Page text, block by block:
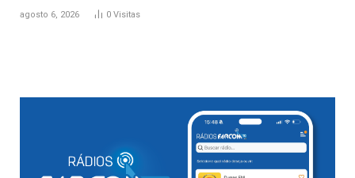
agosto 6, 2026 0 Visitas